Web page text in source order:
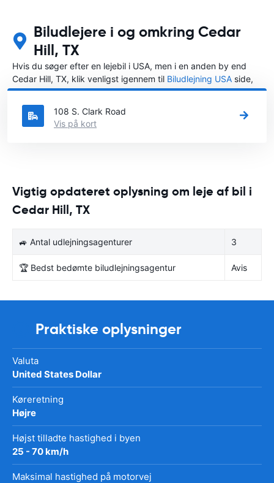
Biludlejere i og omkring Cedar
Hill, TX
Hvis du søger efter en lejebil i USA, men i en anden by end
Cedar Hill, TX, klik venligst igennem til Biludlejning USA side,
hvor du kan vælge, i hvilken by i USA du ønsker at leje en bil.
108 S. Clark Road
Vis på kort
Vigtig opdateret oplysning om leje af bil i
Cedar Hill, TX
🚙 Antal udlejningsagenturer 3
🏆 Bedst bedømte biludlejningsagentur Avis
Praktiske oplysninger
Valuta
United States Dollar
Køreretning
Højre
Højst tilladte hastighed i byen
25 - 70 km/h
Maksimal hastighed på motorvej